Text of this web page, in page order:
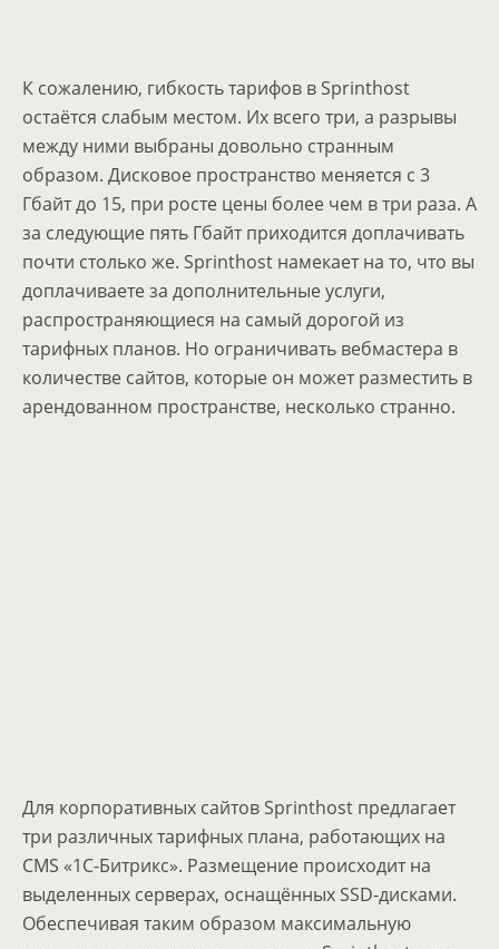
К сожалению, гибкость тарифов в Sprinthost
остаётся слабым местом. Их всего три, а разрывы
между ними выбраны довольно странным
образом. Дисковое пространство меняется с 3
Гбайт до 15, при росте цены более чем в три раза. А
за следующие пять Гбайт приходится доплачивать
почти столько же. Sprinthost намекает на то, что вы
доплачиваете за дополнительные услуги,
распространяющиеся на самый дорогой из
тарифных планов. Но ограничивать вебмастера в
количестве сайтов, которые он может разместить в
арендованном пространстве, несколько странно.
Для корпоративных сайтов Sprinthost предлагает
три различных тарифных плана, работающих на
CMS «1С-Битрикс». Размещение происходит на
выделенных серверах, оснащённых SSD-дисками.
Обеспечивая таким образом максимальную